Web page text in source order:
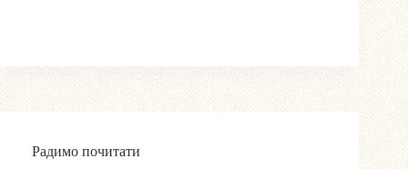
Радимо почитати